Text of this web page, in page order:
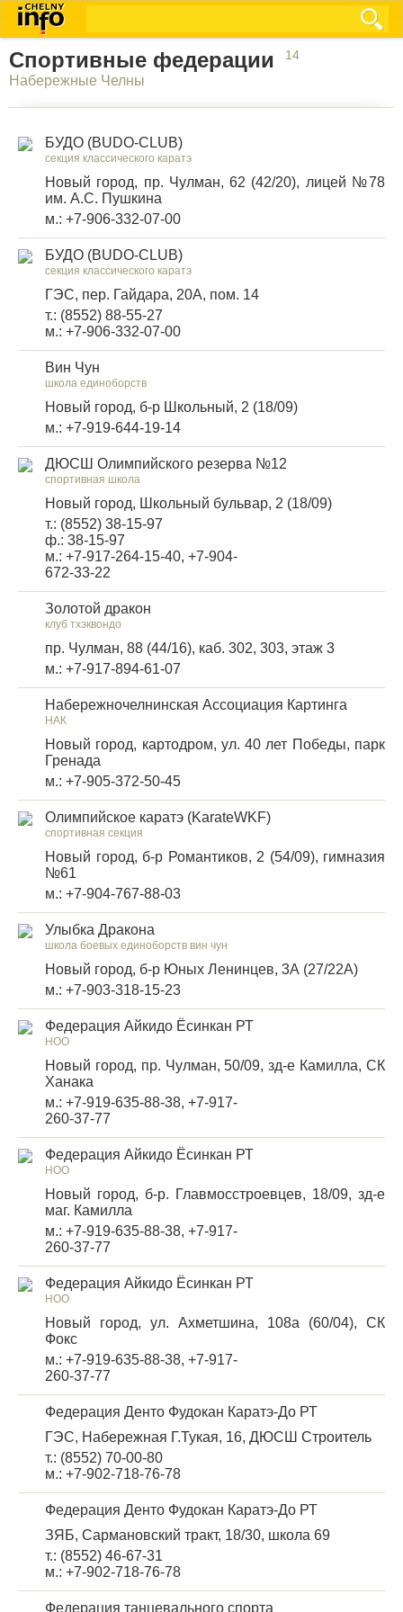
Спортивные федерации 14
Набережные Челны
БУДО (BUDO-CLUB)
секция классического каратэ
Новый город, пр. Чулман, 62 (42/20), лицей №78
им. А.С. Пушкина
м.: +7-906-332-07-00
БУДО (BUDO-CLUB)
секция классического каратэ
ГЭС, пер. Гайдара, 20А, пом. 14
т.: (8552) 88-55-27
м.: +7-906-332-07-00
Вин Чун
школа единоборств
Новый город, б-р Школьный, 2 (18/09)
м.: +7-919-644-19-14
ДЮСШ Олимпийского резерва №12
спортивная школа
Новый город, Школьный бульвар, 2 (18/09)
т.: (8552) 38-15-97
ф.: 38-15-97
м.: +7-917-264-15-40, +7-904-
672-33-22
Золотой дракон
клуб тхэквондо
пр. Чулман, 88 (44/16), каб. 302, 303, этаж 3
м.: +7-917-894-61-07
Набережночелнинская Ассоциация Картинга
НАК
Новый город, картодром, ул. 40 лет Победы, парк
Гренада
м.: +7-905-372-50-45
Олимпийское каратэ (KarateWKF)
спортивная секция
Новый город, б-р Романтиков, 2 (54/09), гимназия
№61
м.: +7-904-767-88-03
Улыбка Дракона
школа боевых единоборств вин чун
Новый город, б-р Юных Ленинцев, 3А (27/22А)
м.: +7-903-318-15-23
Федерация Айкидо Ёсинкан РТ
НОО
Новый город, пр. Чулман, 50/09, зд-е Камилла, СК
Ханака
м.: +7-919-635-88-38, +7-917-
260-37-77
Федерация Айкидо Ёсинкан РТ
НОО
Новый город, б-р. Главмосстроевцев, 18/09, зд-е
маг. Камилла
м.: +7-919-635-88-38, +7-917-
260-37-77
Федерация Айкидо Ёсинкан РТ
НОО
Новый город, ул. Ахметшина, 108а (60/04), СК
Фокс
м.: +7-919-635-88-38, +7-917-
260-37-77
Федерация Денто Фудокан Каратэ-До РТ
ГЭС, Набережная Г.Тукая, 16, ДЮСШ Строитель
т.: (8552) 70-00-80
м.: +7-902-718-76-78
Федерация Денто Фудокан Каратэ-До РТ
ЗЯБ, Сармановский тракт, 18/30, школа 69
т.: (8552) 46-67-31
м.: +7-902-718-76-78
Федерация танцевального спорта